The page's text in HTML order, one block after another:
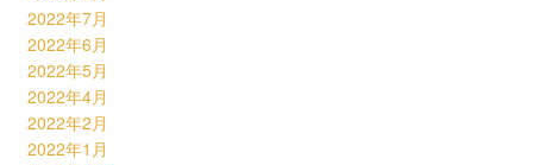
2022年7月
2022年6月
2022年5月
2022年4月
2022年2月
2022年1月